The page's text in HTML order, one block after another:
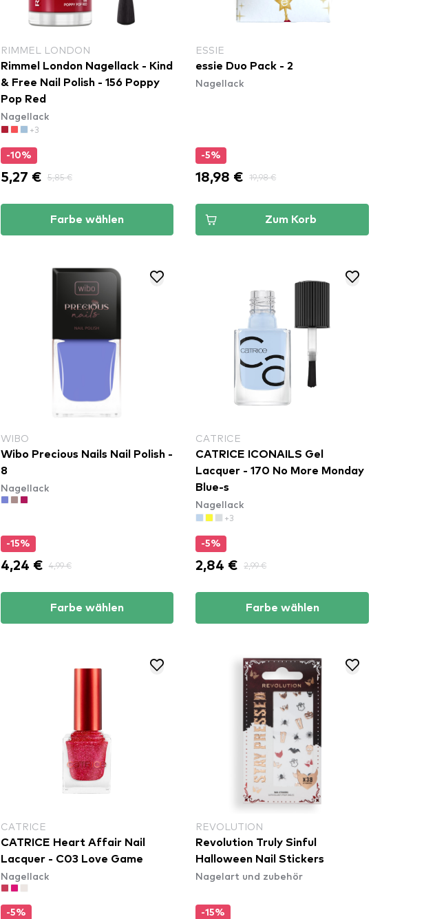
RIMMEL LONDON
Rimmel London Nagellack - Kind
& Free Nail Polish - 156 Poppy
Pop Red
Nagellack
+3
-10%
5,27 € 5,85 €
Farbe wählen
ESSIE
essie Duo Pack - 2
Nagellack
-5%
18,98 € 19,98 €
Zum Korb
WIBO
Wibo Precious Nails Nail Polish -
8
Nagellack
-15%
4,24 € 4,99 €
Farbe wählen
CATRICE
CATRICE ICONAILS Gel
Lacquer - 170 No More Monday
Blue-s
Nagellack
+3
-5%
2,84 € 2,99 €
Farbe wählen
CATRICE
CATRICE Heart Affair Nail
Lacquer - C03 Love Game
Nagellack
-5%
REVOLUTION
Revolution Truly Sinful
Halloween Nail Stickers
Nagelart und zubehör
-15%